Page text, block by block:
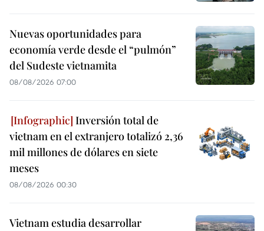
Nuevas oportunidades para
economía verde desde el “pulmón”
del Sudeste vietnamita
08/08/2026 07:00
Inversión total de
vietnam en el extranjero totalizó 2,36
mil millones de dólares en siete
meses
08/08/2026 00:30
Vietnam estudia desarrollar